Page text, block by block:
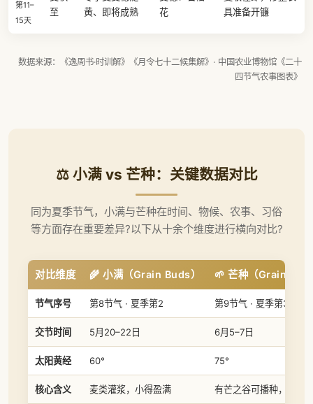
第11–
15天
至
黄、即将成熟
花
具准备开镰
数据来源：《逸周书·时训解》《月令七十二候集解》· 中国农业博物馆《二十
四节气农事图表》
⚖️ 小满 vs 芒种：关键数据对比
同为夏季节气，小满与芒种在时间、物候、农事、习俗
等方面存在重要差异?以下从十余个维度进行横向对比?
对比维度 🌾 小满（Grain Buds） 🌱 芒种（Grain in
节气序号 第8节气 · 夏季第2 第9节气 · 夏季第3
交节时间 5月20–22日 6月5–7日
太阳黄经 60° 75°
核心含义 麦类灌浆，小得盈满 有芒之谷可播种，麦类